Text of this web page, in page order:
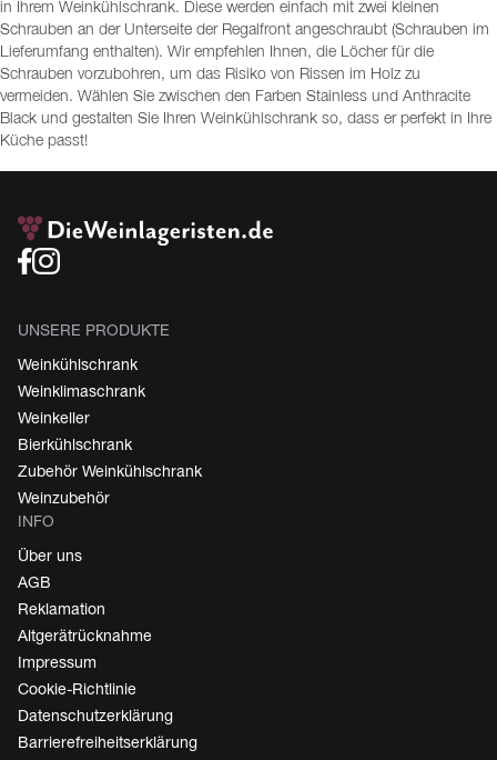
in Ihrem Weinkühlschrank. Diese werden einfach mit zwei kleinen
Schrauben an der Unterseite der Regalfront angeschraubt (Schrauben im
Lieferumfang enthalten). Wir empfehlen Ihnen, die Löcher für die
Schrauben vorzubohren, um das Risiko von Rissen im Holz zu
vermeiden. Wählen Sie zwischen den Farben Stainless und Anthracite
Black und gestalten Sie Ihren Weinkühlschrank so, dass er perfekt in Ihre
Küche passt!
UNSERE PRODUKTE
Weinkühlschrank
Weinklimaschrank
Weinkeller
Bierkühlschrank
Zubehör Weinkühlschrank
Weinzubehör
INFO
Über uns
AGB
Reklamation
Altgerätrücknahme
Impressum
Cookie-Richtlinie
Datenschutzerklärung
Barrierefreiheitserklärung